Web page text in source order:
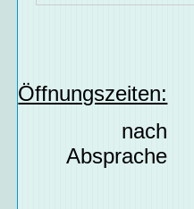
Öffnungszeiten:
nach
Absprache